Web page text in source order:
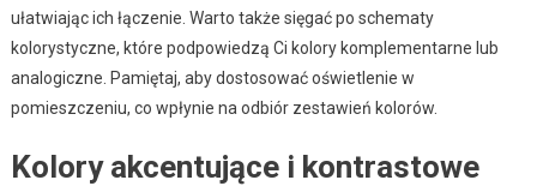
ułatwiając ich łączenie. Warto także sięgać po schematy
kolorystyczne, które podpowiedzą Ci kolory komplementarne lub
analogiczne. Pamiętaj, aby dostosować oświetlenie w
pomieszczeniu, co wpłynie na odbiór zestawień kolorów.
Kolory akcentujące i kontrastowe